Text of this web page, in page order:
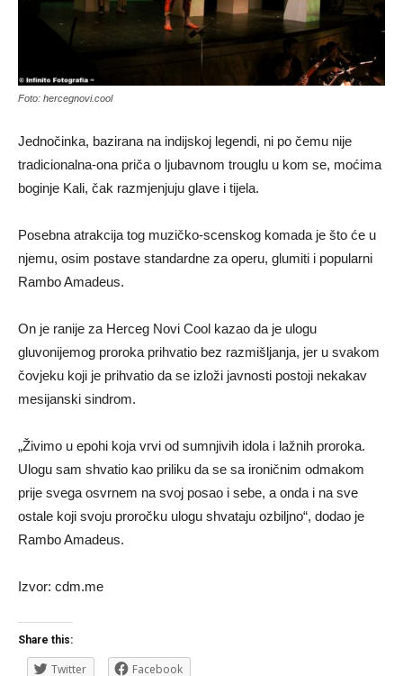
Foto: hercegnovi.cool
Jednočinka, bazirana na indijskoj legendi, ni po čemu nije
tradicionalna-ona priča o ljubavnom trouglu u kom se, moćima
boginje Kali, čak razmjenjuju glave i tijela.
Posebna atrakcija tog muzičko-scenskog komada je što će u
njemu, osim postave standardne za operu, glumiti i popularni
Rambo Amadeus.
On je ranije za Herceg Novi Cool kazao da je ulogu
gluvonijemog proroka prihvatio bez razmišljanja, jer u svakom
čovjeku koji je prihvatio da se izloži javnosti postoji nekakav
mesijanski sindrom.
„Živimo u epohi koja vrvi od sumnjivih idola i lažnih proroka.
Ulogu sam shvatio kao priliku da se sa ironičnim odmakom
prije svega osvrnem na svoj posao i sebe, a onda i na sve
ostale koji svoju proročku ulogu shvataju ozbiljno“, dodao je
Rambo Amadeus.
Izvor: cdm.me
Share this:
Twitter Facebook